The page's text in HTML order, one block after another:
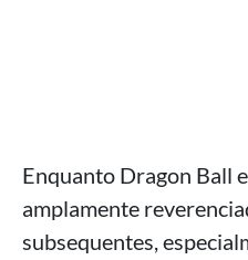
Enquanto Dragon Ball
amplamente
subsequentes,